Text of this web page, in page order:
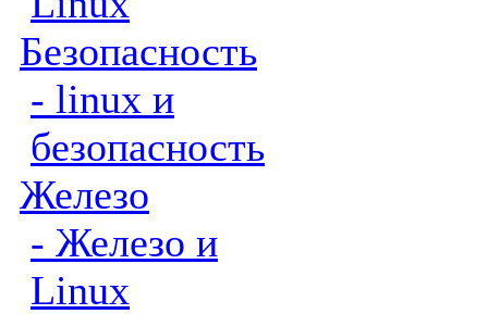
Безопасность
- linux и
безопасность
Железо
- Железо и
Linux